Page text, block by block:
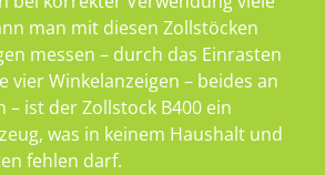
man mit diesen Zollstöcken
messen – durch das Einrasten
vier Winkelanzeigen – beides an
– ist der Zollstock B400 ein
was in keinem Haushalt und
fehlen darf.